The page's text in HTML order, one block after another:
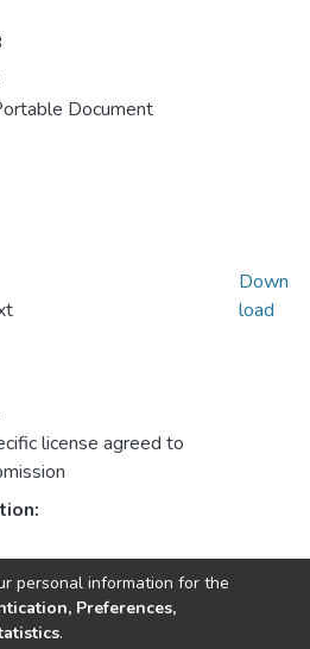
Document
license agreed to
Down
load
personal information for the
Preferences,
.